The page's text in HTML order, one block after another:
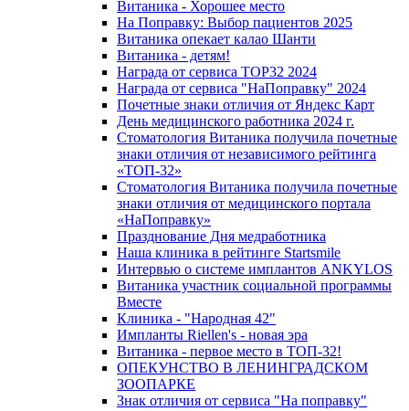
Витаника - Хорошее место
На Поправку: Выбор пациентов 2025
Витаника опекает калао Шанти
Витаника - детям!
Награда от сервиса TOP32 2024
Награда от сервиса "НаПоправку" 2024
Почетные знаки отличия от Яндекс Карт
День медицинского работника 2024 г.
Стоматология Витаника получила почетные
знаки отличия от независимого рейтинга
«ТОП-32»
Стоматология Витаника получила почетные
знаки отличия от медицинского портала
«НаПоправку»
Празднование Дня медработника
Наша клиника в рейтинге Startsmile
Интервью о системе имплантов ANKYLOS
Витаника участник социальной программы
Вместе
Клиника - "Народная 42"
Импланты Riellen's - новая эра
Витаника - первое место в ТОП-32!
ОПЕКУНСТВО В ЛЕНИНГРАДСКОМ
ЗООПАРКЕ
Знак отличия от сервиса "На поправку"